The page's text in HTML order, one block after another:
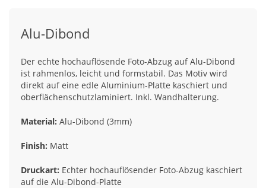
Alu-Dibond
Der echte hochauflösende Foto-Abzug auf Alu-Dibond
ist rahmenlos, leicht und formstabil. Das Motiv wird
direkt auf eine edle Aluminium-Platte kaschiert und
oberflächenschutzlaminiert. Inkl. Wandhalterung.
Material: Alu-Dibond (3mm)
Finish: Matt
Druckart: Echter hochauflösender Foto-Abzug kaschiert
auf die Alu-Dibond-Platte